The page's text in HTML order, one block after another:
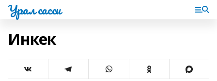
Урал сасси
Инкек